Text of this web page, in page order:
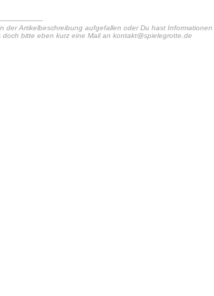
der Artikelbeschreibung aufgefallen oder Du hast
doch bitte eben kurz eine Mail an kontakt@spielegrotte.de